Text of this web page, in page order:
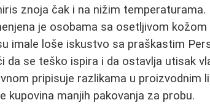
znoja čak i na nižim
je osobama sa osetljivom
imale loše iskustvo sa praškastim
da se teško ispira i da ostavlja utisak
pripisuje razlikama u proizvodnim
kupovina manjih pakovanja za probu.